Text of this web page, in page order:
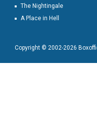
The Nightingale
A Place in Hell
Copyright © 2002-2026